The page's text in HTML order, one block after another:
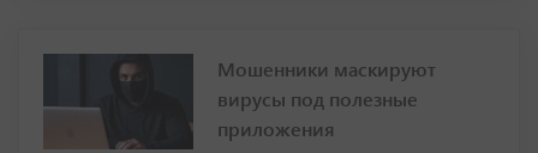
Мошенники маскируют
вирусы под полезные
приложения